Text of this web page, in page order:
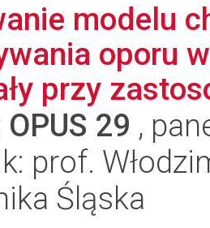
modelu
oporu
przy
OPUS 29 ,
prof.
Śląska